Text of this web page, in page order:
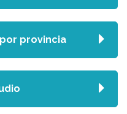
provincia